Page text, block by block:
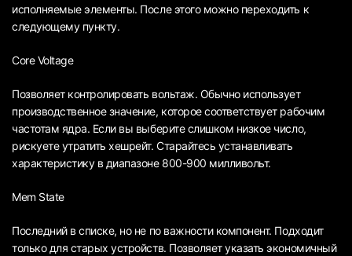
исполняемые элементы. После этого можно переходить к
следующему пункту.
Core Voltage
Позволяет контролировать вольтаж. Обычно использует
производственное значение, которое соответствует рабочим
частотам ядра. Если вы выберите слишком низкое число,
рискуете утратить хешрейт. Старайтесь устанавливать
характеристику в диапазоне 800-900 милливольт.
Mem State
Последний в списке, но не по важности компонент. Подходит
только для старых устройств. Позволяет указать экономичный